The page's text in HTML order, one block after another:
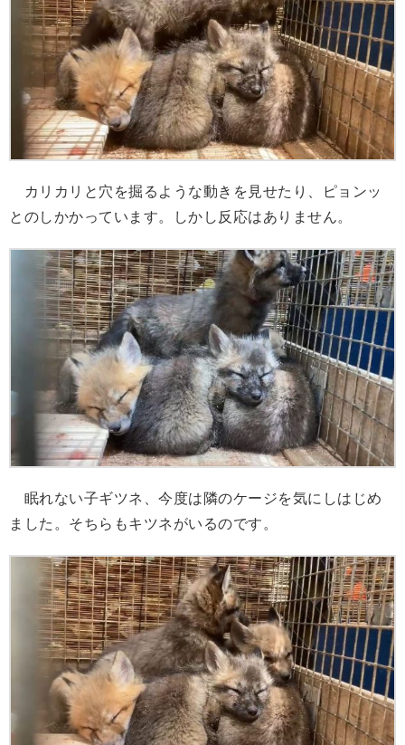
カリカリと穴を掘るような動きを見せたり、ピョンッ
とのしかかっています。しかし反応はありません。
眠れない子ギツネ、今度は隣のケージを気にしはじめ
ました。そちらもキツネがいるのです。